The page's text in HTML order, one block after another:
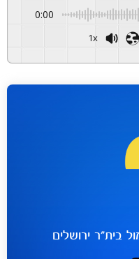
0:00
1x
בית״ר ירושלים